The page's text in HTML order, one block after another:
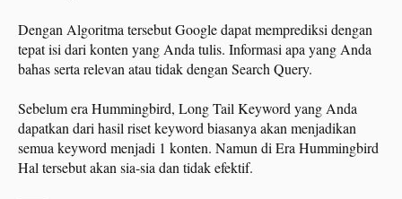
Dengan Algoritma tersebut Google dapat memprediksi dengan
tepat isi dari konten yang Anda tulis. Informasi apa yang Anda
bahas serta relevan atau tidak dengan Search Query.
Sebelum era Hummingbird, Long Tail Keyword yang Anda
dapatkan dari hasil riset keyword biasanya akan menjadikan
semua keyword menjadi 1 konten. Namun di Era Hummingbird
Hal tersebut akan sia-sia dan tidak efektif.